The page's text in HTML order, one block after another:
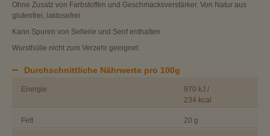
Ohne Zusatz von Farbstoffen und Geschmacksverstärker. Von Natur aus
glutenfrei, laktosefrei.
Kann Spuren von Sellerie und Senf enthalten.
Wursthülle nicht zum Verzehr geeignet.
Durchschnittliche Nährwerte pro 100g
Energie
970 kJ /
234 kcal
Fett 20 g